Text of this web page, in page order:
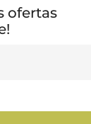
ofertas